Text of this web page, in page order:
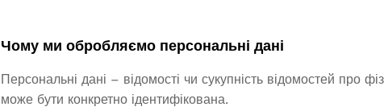
Чому ми обробляємо персональні дані
Персональні дані – відомості чи сукупність відомостей про
може бути конкретно ідентифікована.